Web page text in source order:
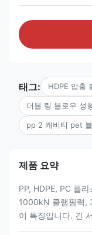
태그: HDPE 압출
더블 링 블로우 성
pp 2 캐비티 pet
제품 요약
PP, HDPE, PC 플
1000kN 클램핑력,
이 특징입니다. 긴